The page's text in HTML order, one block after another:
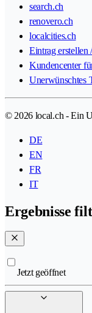
search.ch
renovero.ch
localcities.ch
Eintrag erstellen
Kundencenter
Unerwünschtes
© 2026 local.ch - Ein
DE
EN
FR
IT
Ergebnisse
Jetzt geöffnet